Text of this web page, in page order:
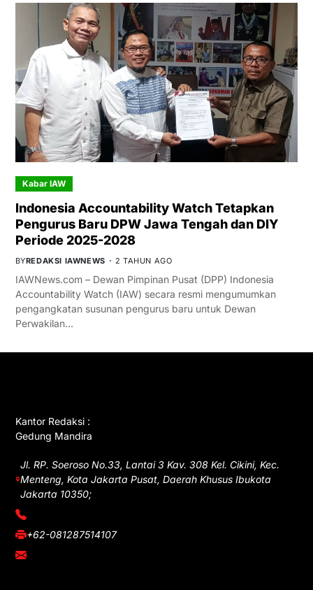
Kabar IAW
Indonesia Accountability Watch Tetapkan
Pengurus Baru DPW Jawa Tengah dan DIY
Periode 2025-2028
BYREDAKSI IAWNEWS 2 TAHUN AGO
IAWNews.com – Dewan Pimpinan Pusat (DPP) Indonesia
Accountability Watch (IAW) secara resmi mengumumkan
pengangkatan susunan pengurus baru untuk Dewan
Perwakilan…
Kantor Redaksi :
Gedung Mandira
Jl. RP. Soeroso No.33, Lantai 3 Kav. 308 Kel. Cikini, Kec.
Menteng, Kota Jakarta Pusat, Daerah Khusus Ibukota
Jakarta 10350;
(021) 3908026
+62-081287514107
adm@iawnews.com